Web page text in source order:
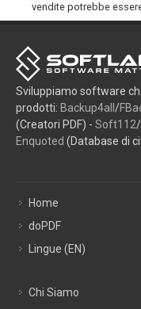
vendite potrebbe
Sviluppiamo software
prodotti: Backup4all /
(Creatori PDF) - Soft112/
Enquoted (Database di
Home
doPDF
Lingue (EN)
Chi Siamo